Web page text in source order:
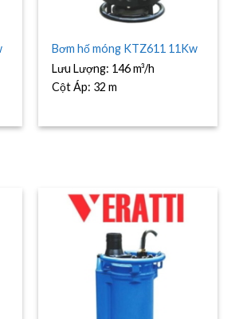
Bơm hố móng KTZ611 11Kw
Lưu Lượng: 146 m³/h
Cột Áp: 32 m